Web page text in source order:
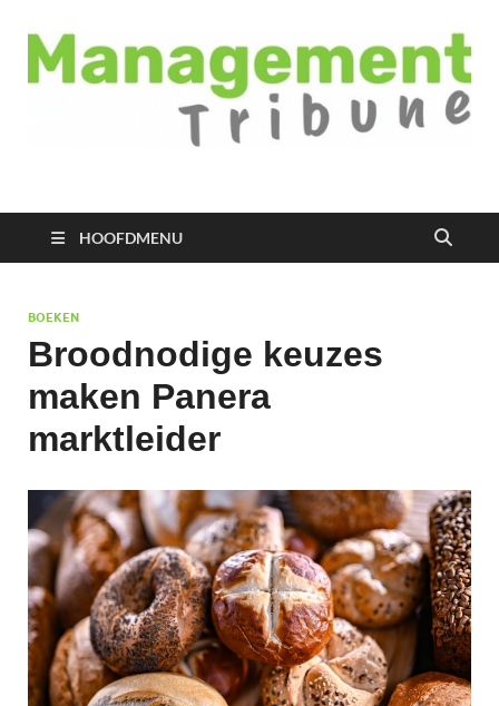
Managementtribune
HOOFDMENU
BOEKEN
Broodnodige keuzes
maken Panera
marktleider